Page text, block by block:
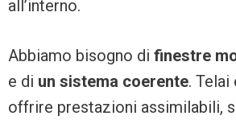
all’interno.
Abbiamo bisogno di finestre
e di un sistema coerente.
offrire prestazioni assimilabili,